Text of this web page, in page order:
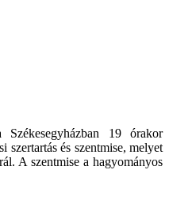
19 órakor
szertartás és szentmise, melyet
A szentmise a hagyományos